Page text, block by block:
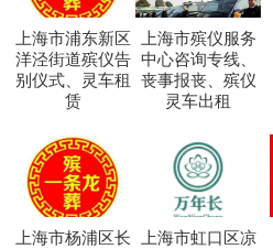
上海市浦东新区
洋泾街道殡仪告
别仪式、灵车租
赁
上海市殡仪服务
中心咨询专线、
丧事报丧、殡仪
灵车出租
上海市杨浦区长
上海市虹口区凉